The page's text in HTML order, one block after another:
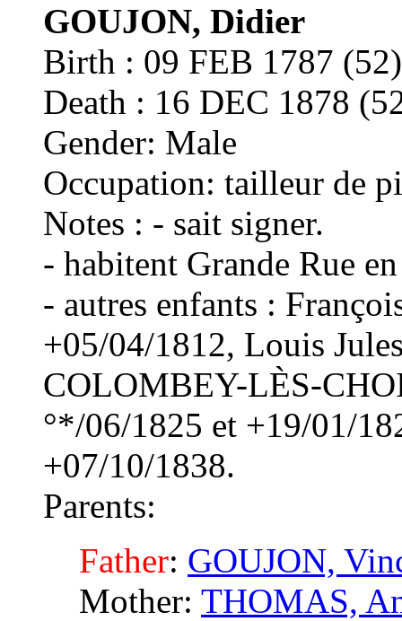
GOUJON, Didier
Birth : 09 FEB 1787
Death : 16 DEC 1878
Gender: Male
Occupation: tailleur de
Notes : - sait signer.
- habitent Grande Rue
- autres enfants :
+05/04/1812, Louis
COLOMBEY-LÈS-
°*/06/1825 et +19/01/
+07/10/1838.
Parents:
Father: GOUJON,
Mother: THOMAS,